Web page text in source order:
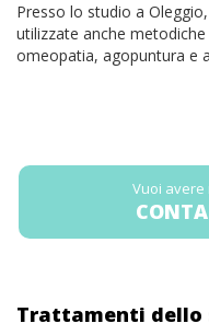
Presso lo studio a
utilizzate anche
omeopatia, agopuntura e
Vuoi avere
Trattamenti dello